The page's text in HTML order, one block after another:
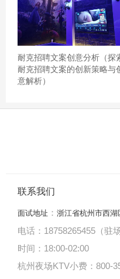
不错但是刚开始去只有一
餐东西很多味道也还不
体来说适合聚会,杭州徐
家,应
耐克招聘文案创意分析（探
耐克招聘文案的创新策略与
意解析）
联系我们
面试地址 ： 浙江省杭州市西湖
电话：18758265455（驻
时间：18:00-02:00
杭州夜场KTV小费：800-